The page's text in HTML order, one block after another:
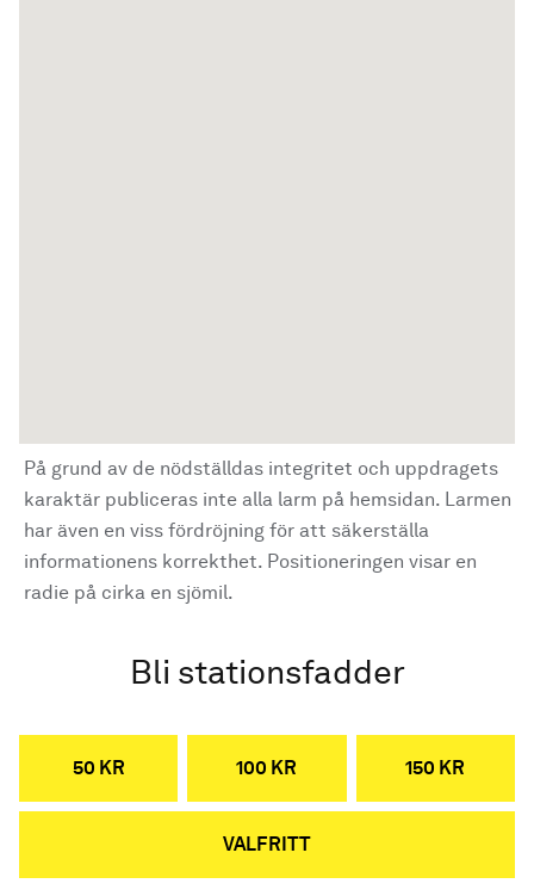
På grund av de nödställdas integritet och uppdragets
karaktär publiceras inte alla larm på hemsidan. Larmen
har även en viss fördröjning för att säkerställa
informationens korrekthet. Positioneringen visar en
radie på cirka en sjömil.
Bli stationsfadder
50 KR 100 KR 150 KR
VALFRITT